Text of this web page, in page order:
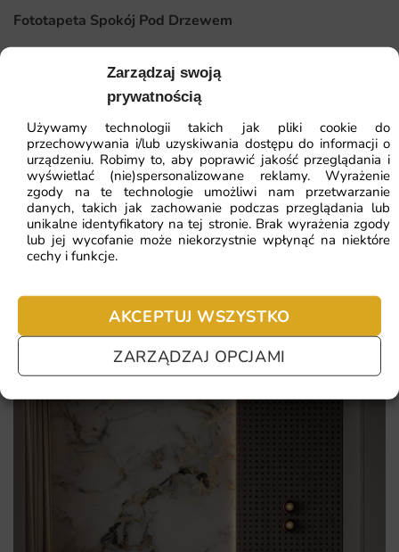
Zarządzaj swoją
prywatnością
Używamy technologii takich jak pliki cookie do
przechowywania i/lub uzyskiwania dostępu do informacji o
urządzeniu. Robimy to, aby poprawić jakość przeglądania i
wyświetlać (nie)spersonalizowane reklamy. Wyrażenie
zgody na te technologie umożliwi nam przetwarzanie
danych, takich jak zachowanie podczas przeglądania lub
unikalne identyfikatory na tej stronie. Brak wyrażenia zgody
lub jej wycofanie może niekorzystnie wpłynąć na niektóre
cechy i funkcje.
AKCEPTUJ WSZYSTKO
ZARZĄDZAJ OPCJAMI
Dlaczego warto wybrać tę fototapetę
wyrazistym charakterze, które przyciąga wzrok i zapada w
pamięć. Pozwala szybko odmienić aranżację bez
generalnego remontu.
łatwy montaż na klasyczny klej do tapet
naturalne odwzorowanie barw bez przekłamań
intensywne, trwałe kolory odporne na blaknięcie
spójna estetyka pasująca do nowoczesnych aranżacji
Fototapeta Spokój Pod Drzewem
64.51zł
Najniższa cena z 30 dni:41.93zł
ZOBACZ WSZYSTKIE
Najczęściej zadawane pytania
Pomagamy i doradzamy przy każdym zakupie. Ale jeżeli